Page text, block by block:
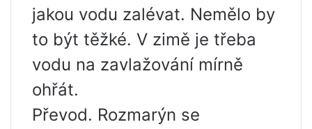
jakou vodu zalévat. Nemělo by
to být těžké. V zimě je třeba
vodu na zavlažování mírně
ohřát.
Převod. Rozmarýn se